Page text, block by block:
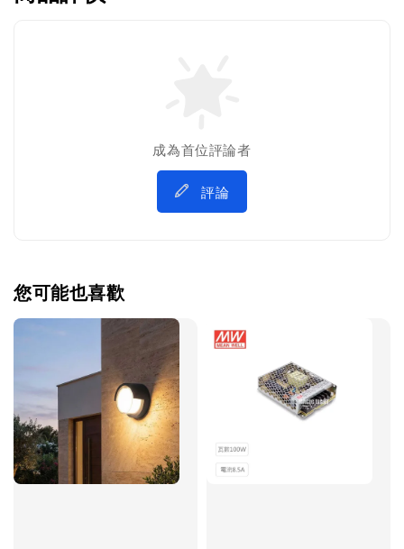
成為首位評論者
評論
您可能也喜歡